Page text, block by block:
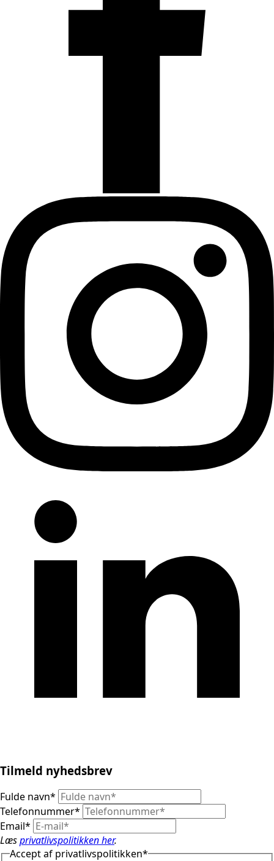
Tilmeld nyhedsbrev
Fulde navn*
Telefonnummer*
Email*
Læsprivatlivspolitikken her.
Accept af privatlivspolitikken*